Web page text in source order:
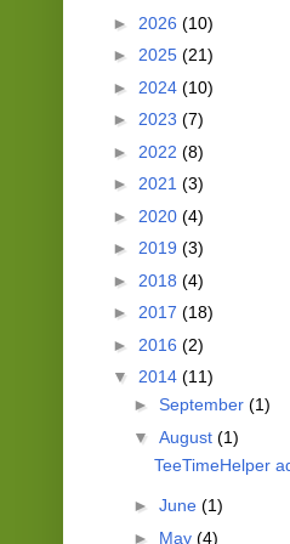
► 2026 (10)
► 2025 (21)
► 2024 (10)
► 2023 (7)
► 2022 (8)
► 2021 (3)
► 2020 (4)
► 2019 (3)
► 2018 (4)
► 2017 (18)
► 2016 (2)
▼ 2014 (11)
► September (1)
▼ August (1)
TeeTimeHelper
► June (1)
► May (4)